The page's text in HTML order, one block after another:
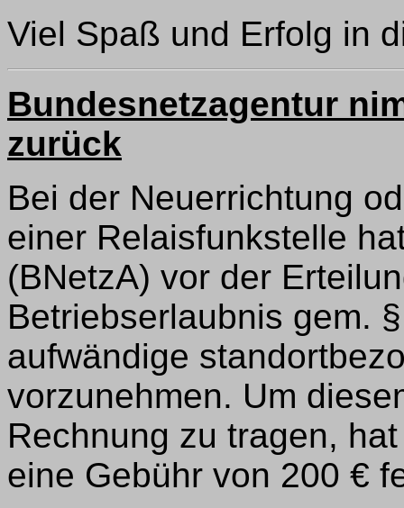
Viel Spaß und Erfolg in
Bundesnetzagentur
zurück
Bei der Neuerrichtung
einer Relaisfunkstelle
(BNetzA) vor der
Betriebserlaubnis gem.
aufwändige
vorzunehmen. Um
Rechnung zu tragen,
eine Gebühr von 200 €